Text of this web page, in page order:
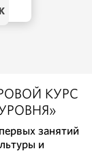
КУРС
занятий
и